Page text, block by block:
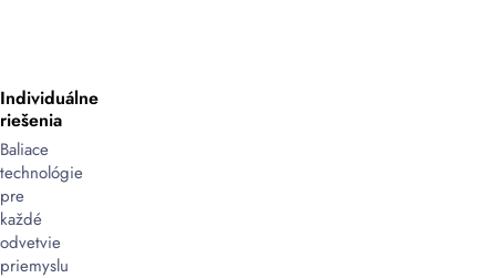
Individuálne
riešenia
Baliace
technológie
pre
každé
odvetvie
priemyslu